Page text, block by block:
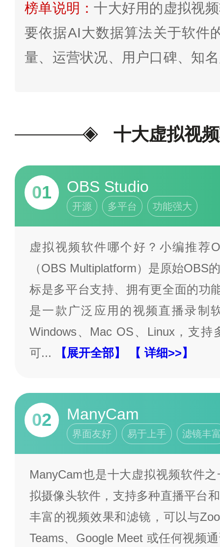
榜单说明：十大好用的虚拟视
要依据AI大数据算法关于软件
量、运营状况、用户口碑、知
件的基本介绍，仅限于参考交
十大虚拟视
01 OBS Studio
开源 多平台 功能强大
虚拟视频软件哪个好？小编推荐
（OBS Multiplatform）是原始OBS
标是多平台支持、拥有更全面的功
是一款广泛应用的视频直播录制
Windows、Mac OS、Linux，支
可... 【展开全部】 【 详细>>】
02 ManyCam
界面友好 易于上手 滤镜丰
ManyCam也是十大虚拟视频软件
拟摄像头软件，支持多种直播平台
丰富的视频效果和滤镜，可以与
Teams、Google Meet 或任何视频